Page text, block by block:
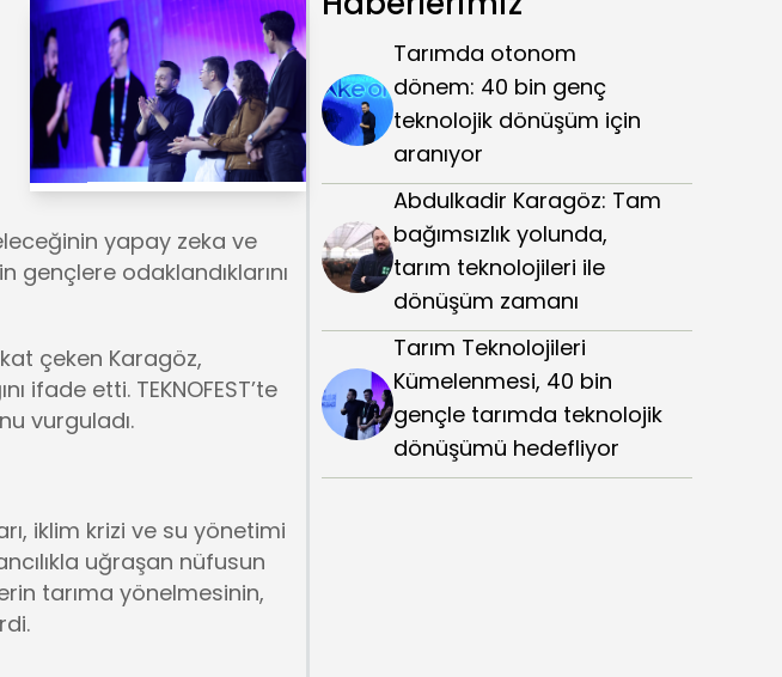
yapay zeka ve
odaklandıklarını
çeken Karagöz,
ifade etti. TEKNOFEST’te
vurguladı.
iklim krizi ve su yönetimi
uğraşan nüfusun
tarıma yönelmesinin,
Tarımda otonom
dönem: 40 bin genç
teknolojik dönüşüm için
aranıyor
Abdulkadir Karagöz: Tam
bağımsızlık yolunda,
tarım teknolojileri ile
dönüşüm zamanı
Tarım Teknolojileri
Kümelenmesi, 40 bin
gençle tarımda teknolojik
dönüşümü hedefliyor